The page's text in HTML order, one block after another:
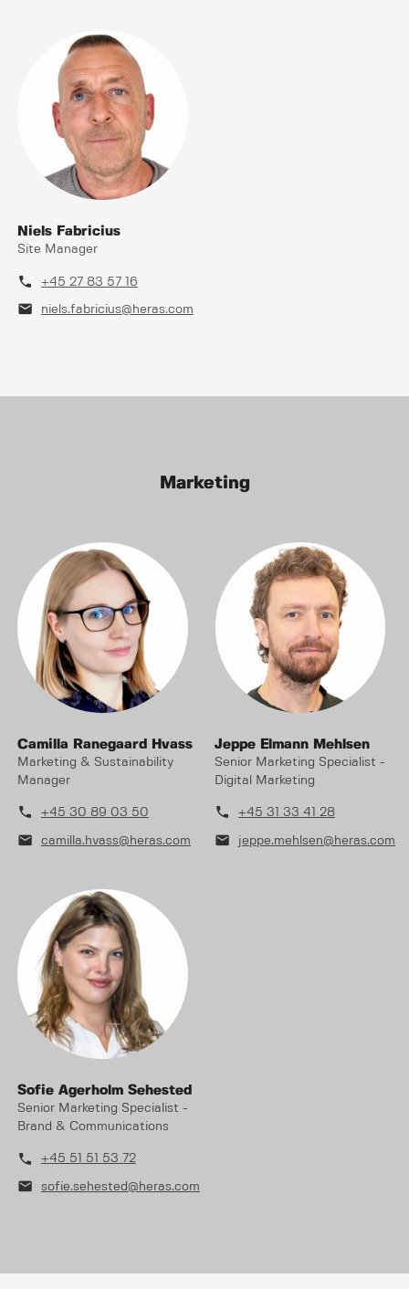
Niels Fabricius
Site Manager
phone +45 27 83 57 16
mail niels.fabricius@heras.com
Marketing
Camilla Ranegaard Hvass
Marketing & Sustainability
Manager
phone +45 30 89 03 50
mail camilla.hvass@heras.com
Jeppe Elmann Mehlsen
Senior Marketing Specialist -
Digital Marketing
phone +45 31 33 41 28
mail jeppe.mehlsen@heras.com
Sofie Agerholm Sehested
Senior Marketing Specialist -
Brand & Communications
phone +45 51 51 53 72
mail sofie.sehested@heras.com